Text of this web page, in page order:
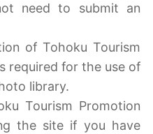
need to submit an
of Tohoku Tourism
required for the use of
library.
Tourism Promotion
the site if you have